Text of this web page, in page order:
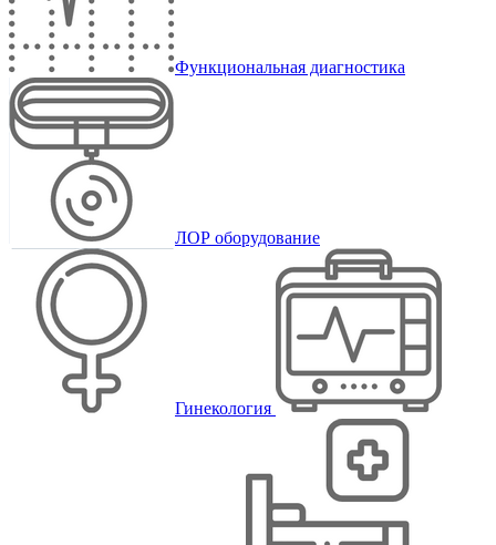
Функциональная диагностика
ЛОР оборудование
Гинекология